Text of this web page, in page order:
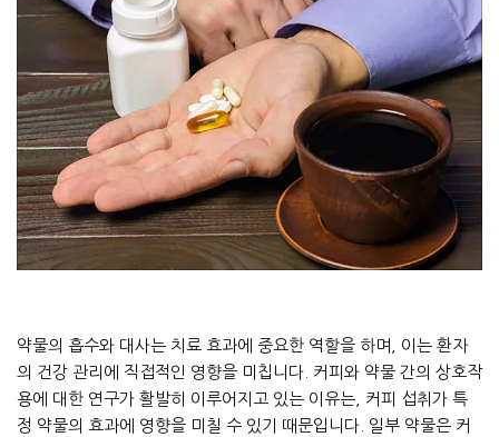
약물의 흡수와 대사는 치료 효과에 중요한 역할을 하며, 이는 환자
의 건강 관리에 직접적인 영향을 미칩니다. 커피와 약물 간의 상호작
용에 대한 연구가 활발히 이루어지고 있는 이유는, 커피 섭취가 특
정 약물의 효과에 영향을 미칠 수 있기 때문입니다. 일부 약물은 커